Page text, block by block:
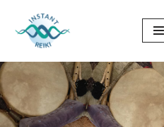
Aller
contenu